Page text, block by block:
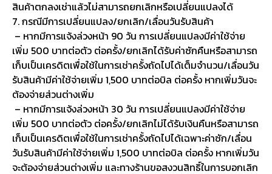
สินค้าตกลงเช่าแล้วไม่สามารถยกเลิกหรือเปลี่ยนแปลงได้
7. กรณีมีการเปลี่ยนแปลง/ยกเลิก/เลื่อนวันรับสินค้า
– หากมีการแจ้งล่วงหน้า 90 วัน การเปลี่ยนแปลงมีค่าใช้จ่าย
เพิ่ม 500 บาทต่อตัว ต่อครั้ง/ยกเลิกได้รับค่าซักคืนหรือสามารถ
เก็บเป็นเครดิตเพื่อใช้ในการเช่าครั้งถัดไปได้เต็มจำนวน/เลื่อนวัน
รับสินค้ามีค่าใช้จ่ายเพิ่ม 1,500 บาทต่อบิล ต่อครั้ง หากเพิ่มวันจะ
ต้องจ่ายส่วนต่างเพิ่ม
– หากมีการแจ้งล่วงหน้า 30 วัน การเปลี่ยนแปลงมีค่าใช้จ่าย
เพิ่ม 500 บาทต่อตัว ต่อครั้ง/ยกเลิกไม่ได้รับเงินคืนหรือสามารถ
เก็บเป็นเครดิตเพื่อใช้ในการเช่าครั้งถัดไปได้เฉพาะค่าซัก/เลื่อน
วันรับสินค้ามีค่าใช้จ่ายเพิ่ม 1,500 บาทต่อบิล ต่อครั้ง หากเพิ่มวัน
จะต้องจ่ายส่วนต่างเพิ่ม และทางร้านขอสงวนสิทธิ์ในการบอกเลิก